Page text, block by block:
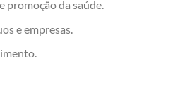
promoção da saúde.
e empresas.